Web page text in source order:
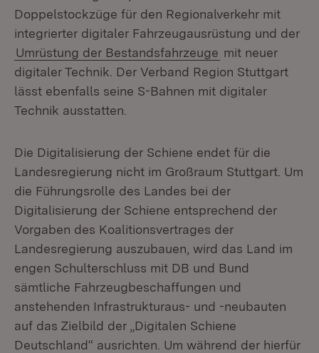
Doppelstockzüge für den Regionalverkehr mit
integrierter digitaler Fahrzeugausrüstung und der
Umrüstung der Bestandsfahrzeuge mit neuer
digitaler Technik. Der Verband Region Stuttgart
lässt ebenfalls seine S-Bahnen mit digitaler
Technik ausstatten.
Die Digitalisierung der Schiene endet für die
Landesregierung nicht im Großraum Stuttgart. Um
die Führungsrolle des Landes bei der
Digitalisierung der Schiene entsprechend der
Vorgaben des Koalitionsvertrages der
Landesregierung auszubauen, wird das Land im
engen Schulterschluss mit DB und Bund
sämtliche Fahrzeugbeschaffungen und
anstehenden Infrastrukturaus- und -neubauten
auf das Zielbild der „Digitalen Schiene
Deutschland“ ausrichten. Um während der hierfür